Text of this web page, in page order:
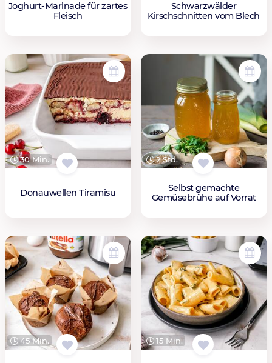
Joghurt-Marinade für zartes
Fleisch
Schwarzwälder
Kirschschnitten vom Blech
30 Min.
Donauwellen Tiramisu
2 Std.
Selbst gemachte
Gemüsebrühe auf Vorrat
45 Min. 15 Min.